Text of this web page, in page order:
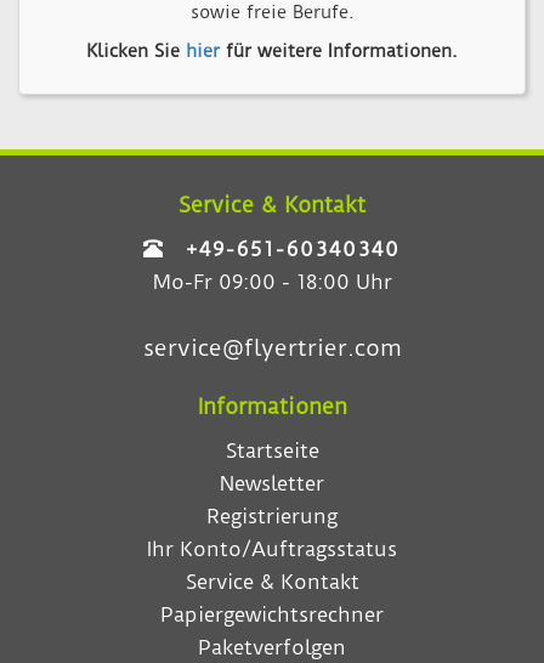
sowie freie Berufe.
Klicken Sie hierfür weitere Informationen.
Service & Kontakt
+49-651-60340340
Mo-Fr 09:00 - 18:00 Uhr
service@flyertrier.com
Informationen
Startseite
Newsletter
Registrierung
Ihr Konto/Auftragsstatus
Service & Kontakt
Papiergewichtsrechner
Paketverfolgen